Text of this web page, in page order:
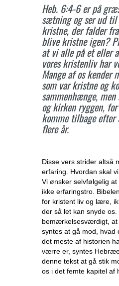
Heb. 6:4-6 er på
sætning og ser ud
kristne, der falder
blive kristne igen?
at vi alle på et eller
vores kristenliv har
Mange af os kender
som var kristne og
sammenhænge, men
og kirken ryggen,
komme tilbage
flere år.
Disse vers strider altså
erfaring. Hvordan skal
Vi ønsker selvfølgelig
ikke erfaringstro.
for kristent liv og lære,
der så let kan snyde
bemærkelsesværdigt, at
syntes at gå mod, hvad
det meste af historien
værre er, syntes
denne tekst at gå stik
os i det femte kapitel af